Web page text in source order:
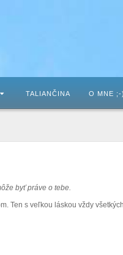
TALIANČINA O MNE ;-)
byť práve o tebe.
Ten s veľkou láskou vždy